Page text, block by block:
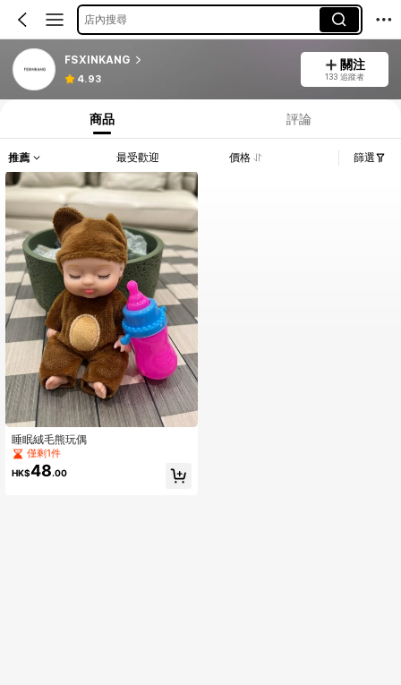
店內搜尋
FSXINKANG
4.93
關注
133 追蹤者
商品 評論
推薦 最受歡迎 價格 篩選
睡眠絨毛熊玩偶
僅剩1件
HK$48.00